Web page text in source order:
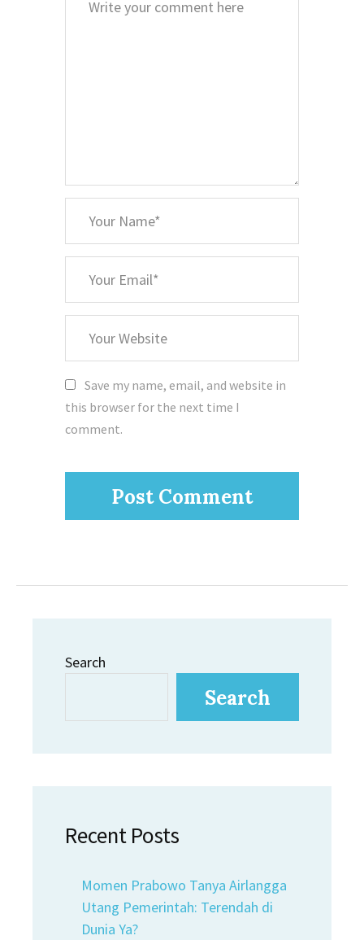
Name
Email
Website
Save my name, email, and website in
this browser for the next time I
comment.
Search
Search
Recent Posts
Momen Prabowo Tanya Airlangga
Utang Pemerintah: Terendah di
Dunia Ya?